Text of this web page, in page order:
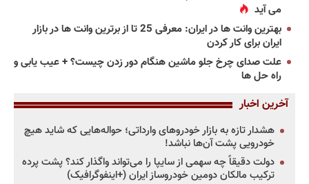
می آید
بهترین وانت ها در ایران: معرفی 25 تا از برترین وانت ها در بازار
ایران برای کار کردن
علت صدای چرخ جلو ماشین هنگام دور زدن چیست؟ + عیب یابی و
راه حل ها
آخرین اخبار
هشدار تازه به بازار خودروهای وارداتی؛ حواله‌هایی که شاید هیچ
خودرویی پشت آن‌ها نباشد!
دولت دقیقاً چه سهمی از سایپا را می‌تواند واگذار کند؟ پشت پرده
ترکیب مالکان دومین خودروساز ایران (+اینفوگرافیک)